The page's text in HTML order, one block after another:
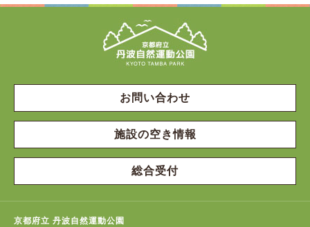
お問い合わせ
施設の空き情報
総合受付
京都府立 丹波自然運動公園